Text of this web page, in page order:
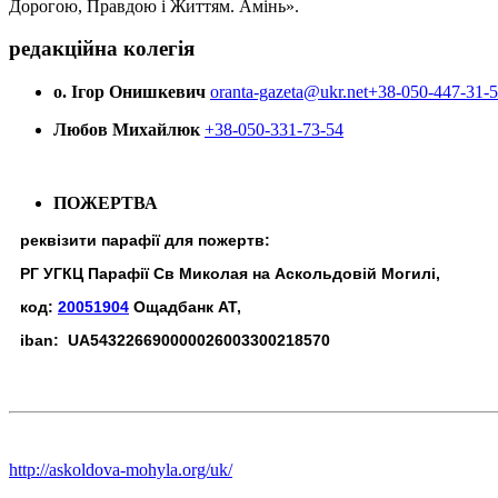
Дорогою, Правдою і Життям. Амінь».
редакційна колегія
о. Ігор Онишкевич oranta-gazeta@ukr.net+38-050-447-31-
Любов Михайлюк +38-050-331-73-54
ПОЖЕРТВА
реквізити парафії для пожертв:
РГ УГКЦ Парафії Св Миколая на Аскольдовій Могилі,
код: 20051904 Ощадбанк АТ,
iban: UA543226690000026003300218570
http://askoldova-mohyla.org/uk/